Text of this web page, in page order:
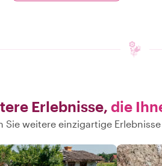
Erlebnisse, die
Sie weitere einzigartige